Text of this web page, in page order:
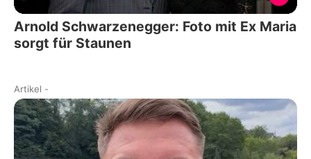
Arnold Schwarzenegger: Foto mit Ex Maria
sorgt für Staunen
Artikel -